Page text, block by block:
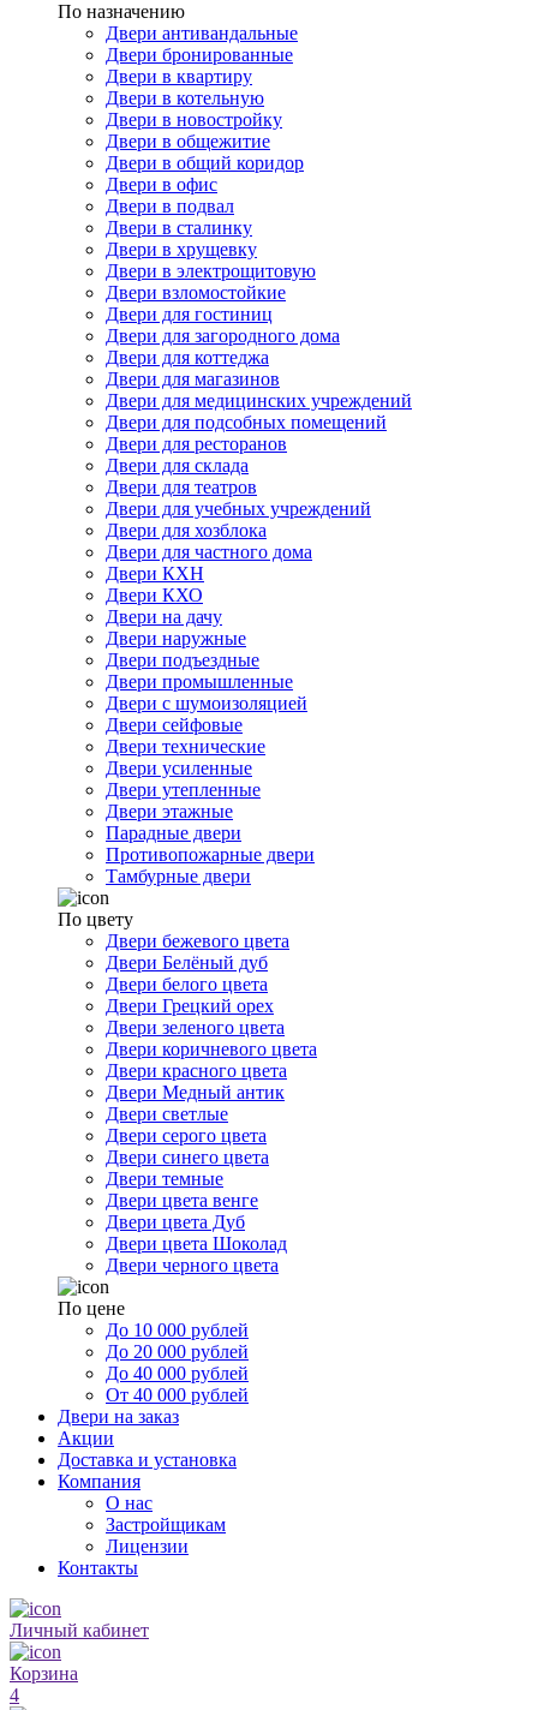
По назначению
Двери антивандальные
Двери бронированные
Двери в квартиру
Двери в котельную
Двери в новостройку
Двери в общежитие
Двери в общий коридор
Двери в офис
Двери в подвал
Двери в сталинку
Двери в хрущевку
Двери в электрощитовую
Двери взломостойкие
Двери для гостиниц
Двери для загородного дома
Двери для коттеджа
Двери для магазинов
Двери для медицинских учреждений
Двери для подсобных помещений
Двери для ресторанов
Двери для склада
Двери для театров
Двери для учебных учреждений
Двери для хозблока
Двери для частного дома
Двери КХН
Двери КХО
Двери на дачу
Двери наружные
Двери подъездные
Двери промышленные
Двери с шумоизоляцией
Двери сейфовые
Двери технические
Двери усиленные
Двери утепленные
Двери этажные
Парадные двери
Противопожарные двери
Тамбурные двери
По цвету
Двери бежевого цвета
Двери Белёный дуб
Двери белого цвета
Двери Грецкий орех
Двери зеленого цвета
Двери коричневого цвета
Двери красного цвета
Двери Медный антик
Двери светлые
Двери серого цвета
Двери синего цвета
Двери темные
Двери цвета венге
Двери цвета Дуб
Двери цвета Шоколад
Двери черного цвета
По цене
До 10 000 рублей
До 20 000 рублей
До 40 000 рублей
От 40 000 рублей
Двери на заказ
Акции
Доставка и установка
Компания
О нас
Застройщикам
Лицензии
Контакты
Личный кабинет
Корзина
4